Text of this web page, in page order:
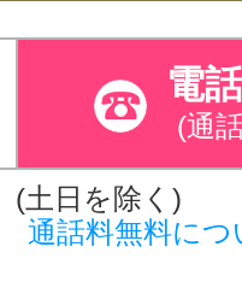
電
(通
(土日を除く)
通話料無料につ